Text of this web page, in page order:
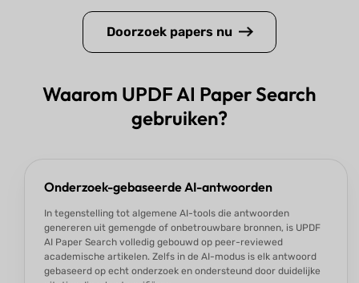
Doorzoek papers nu
Waarom UPDF AI Paper Search
gebruiken?
Onderzoek-gebaseerde AI-antwoorden
In tegenstelling tot algemene AI-tools die antwoorden
genereren uit gemengde of onbetrouwbare bronnen, is UPDF
AI Paper Search volledig gebouwd op peer-reviewed
academische artikelen. Zelfs in de AI-modus is elk antwoord
gebaseerd op echt onderzoek en ondersteund door duidelijke